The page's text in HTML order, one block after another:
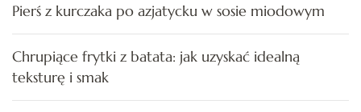
Pierś z kurczaka po azjatycku w sosie miodowym
Chrupiące frytki z batata: jak uzyskać idealną
teksturę i smak